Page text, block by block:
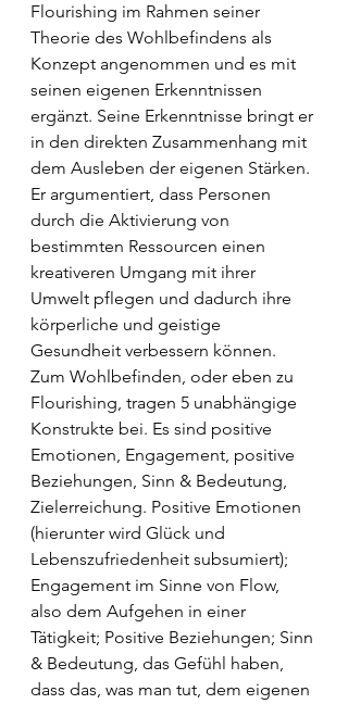
Flourishing im Rahmen seiner
Theorie des Wohlbefindens als
Konzept angenommen und es mit
seinen eigenen Erkenntnissen
ergänzt. Seine Erkenntnisse bringt er
in den direkten Zusammenhang mit
dem Ausleben der eigenen Stärken.
Er argumentiert, dass Personen
durch die Aktivierung von
bestimmten Ressourcen einen
kreativeren Umgang mit ihrer
Umwelt pflegen und dadurch ihre
körperliche und geistige
Gesundheit verbessern können.
Zum Wohlbefinden, oder eben zu
Flourishing, tragen 5 unabhängige
Konstrukte bei. Es sind positive
Emotionen, Engagement, positive
Beziehungen, Sinn & Bedeutung,
Zielerreichung. Positive Emotionen
(hierunter wird Glück und
Lebenszufriedenheit subsumiert);
Engagement im Sinne von Flow,
also dem Aufgehen in einer
Tätigkeit; Positive Beziehungen; Sinn
& Bedeutung, das Gefühl haben,
dass das, was man tut, dem eigenen